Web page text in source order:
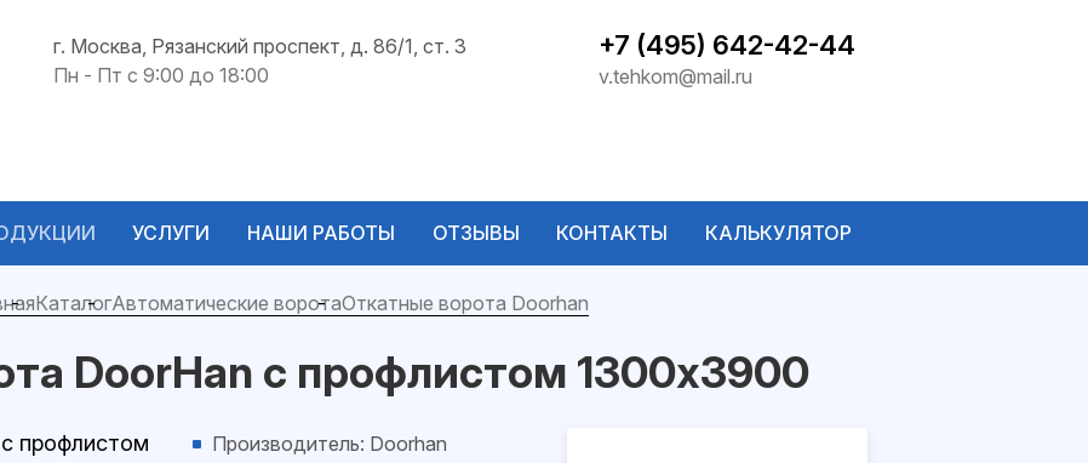
г. Москва, Рязанский проспект, д. 86/1, ст. 3
Пн - Пт с 9:00 до 18:00
+7 (495) 642-42-44
v.tehkom@mail.ru
УСЛУГИ НАШИ РАБОТЫ ОТЗЫВЫ КОНТАКТЫ КАЛЬКУЛЯТОР
КаталогАвтоматические воротаОткатные ворота Doorhan
DoorHan с профлистом 1300x3900
Производитель: Doorhan